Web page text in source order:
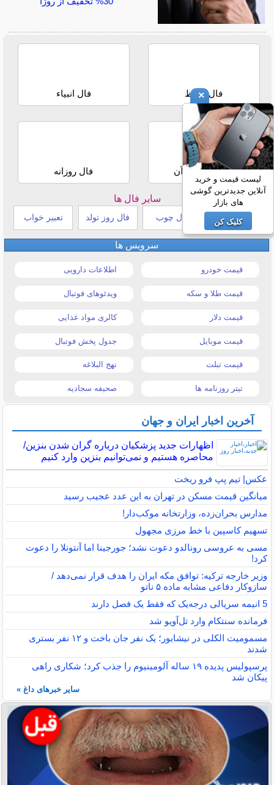
فال حافظ فال انبیاء
استخاره با قرآن فال روزانه
سایر فال ها
طالع بینی هندی فال چوب فال روز تولد تعبیر خواب
سرویس ها
قیمت خودرو اطلاعات دارویی
قیمت طلا و سکه ویدئوهای فوتبال
قیمت دلار کالری مواد غذایی
قیمت موبایل جدول پخش فوتبال
قیمت تبلت نهج البلاغه
تیتر روزنامه ها صحیفه سجادیه
آخرین اخبار ایران و جهان
اظهارات جدید پزشکیان درباره گران شدن بنزین/
محاصره هستیم و نمی‌توانیم بنزین وارد کنیم
عکس| تیم پپ فرو ریخت
میانگین قیمت مسکن در تهران به این عدد عجیب رسید
مدارس بحران‌زده، وزارتخانه موکب‌دار!
تسهیم کاسپین با خط مرزی مجهول
مسی به عروسی رونالدو دعوت نشد؛ جورجینا اما آنتونلا را دعوت
کرد!
وزیر خارجه ترکیه: توافق مکه ایران را هدف قرار نمی‌دهد /
سازوکار دفاعی مشابه ماده ۵ ناتو
5 انیمه سریالی درجه‌یک که فقط یک فصل دارند
فرمانده سنتکام وارد تل‌آویو شد
مسمومیت الکلی در نیشابور؛ یک نفر جان باخت و ۱۲ نفر بستری
شدند
پرسپولیس پدیده ۱۹ ساله آلومینیوم را جذب کرد؛ شکاری راهی
پیکان شد
سایر خبرهای داغ »
×
لیست قیمت و خرید
آنلاین جدیدترین گوشی
های بازار
کلیک کن